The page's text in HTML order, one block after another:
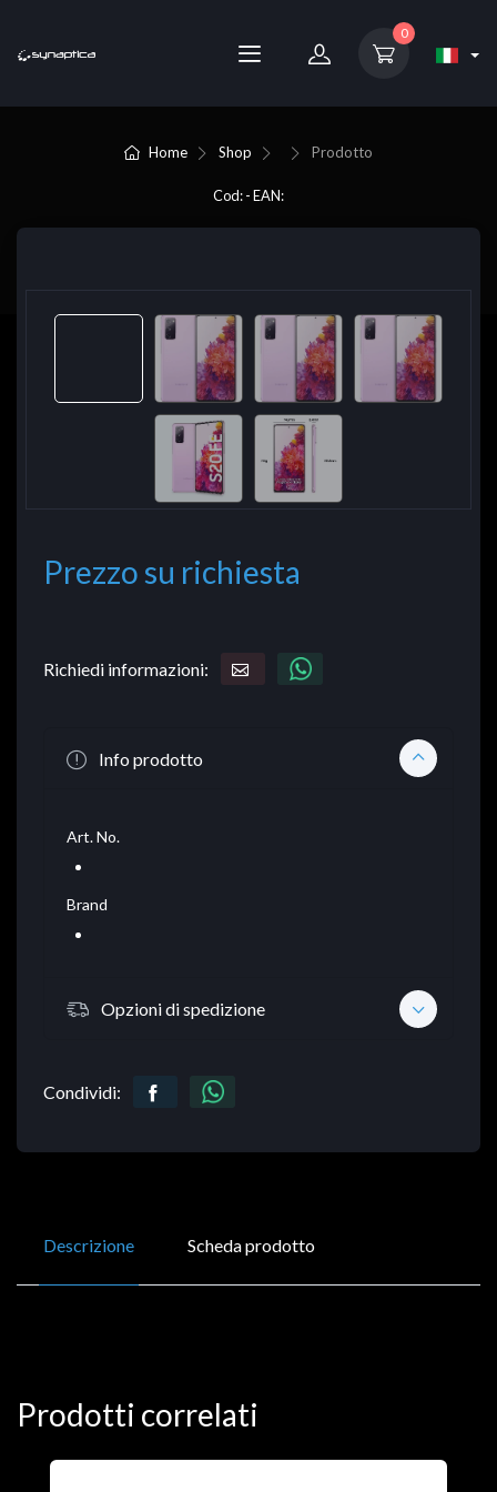
0
Home Shop Prodotto
Cod: - EAN:
Prezzo su richiesta
Richiedi informazioni:
Info prodotto
Art. No.
Brand
Opzioni di spedizione
Condividi:
Descrizione Scheda prodotto
Prodotti correlati